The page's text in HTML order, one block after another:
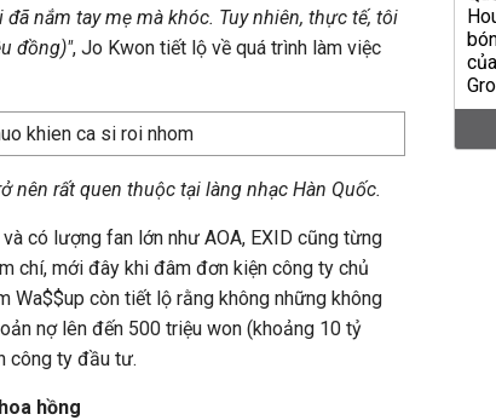
nắm tay mẹ mà khóc. Tuy nhiên, thực tế, tôi
đồng)", Jo Kwon tiết lộ về quá trình làm việc
nên rất quen thuộc tại làng nhạc Hàn Quốc.
có lượng fan lớn như AOA, EXID cũng từng
chí, mới đây khi đâm đơn kiện công ty chủ
Wa$$up còn tiết lộ rằng không những không
nợ lên đến 500 triệu won (khoảng 10 tỷ
công ty đầu tư.
hồng